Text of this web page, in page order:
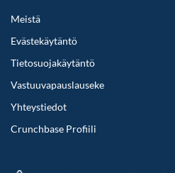
Meistä
Evästekäytäntö
Tietosuojakäytäntö
Vastuuvapauslauseke
Yhteystiedot
Crunchbase Profiili